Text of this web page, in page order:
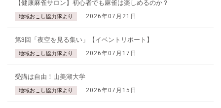
【健康麻雀サロン】初心者でも麻雀は楽しめるのか？
地域おこし協力隊より 2026年07月21日
第3回「夜空を見る集い」【イベントリポート】
地域おこし協力隊より 2026年07月17日
受講は自由！山美湖大学
地域おこし協力隊より 2026年07月15日